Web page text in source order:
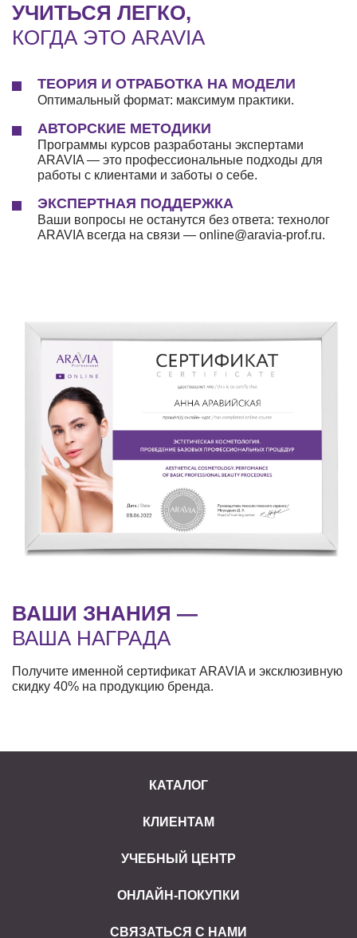
УЧИТЬСЯ ЛЕГКО,
КОГДА ЭТО ARAVIA
ТЕОРИЯ И ОТРАБОТКА НА МОДЕЛИ
Оптимальный формат: максимум практики.
АВТОРСКИЕ МЕТОДИКИ
Программы курсов разработаны экспертами
ARAVIA — это профессиональные подходы для
работы с клиентами и заботы о себе.
ЭКСПЕРТНАЯ ПОДДЕРЖКА
Ваши вопросы не останутся без ответа: технолог
ARAVIA всегда на связи — online@aravia-prof.ru.
ВАШИ ЗНАНИЯ —
ВАША НАГРАДА
Получите именной сертификат ARAVIA и эксклюзивную
скидку 40% на продукцию бренда.
КАТАЛОГ
КЛИЕНТАМ
УЧЕБНЫЙ ЦЕНТР
ОНЛАЙН-ПОКУПКИ
СВЯЗАТЬСЯ С НАМИ